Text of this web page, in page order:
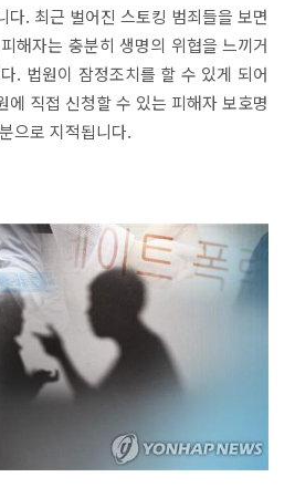
다. 최근 벌어진 스토킹 범죄들을 보면
해자는 충분히 생명의 위협을 느끼거
. 법원이 잠정조치를 할 수 있게 되어
에 직접 신청할 수 있는 피해자 보호명
으로 지적됩니다.